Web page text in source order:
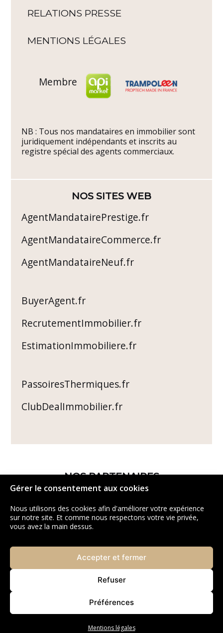
Gérer le consentement aux cookies
Nous utilisons des cookies afin d'améliorer votre expérience
sur notre site. Et comme nous respectons votre vie privée,
vous avez la main dessus.
Accepter et fermer
Refuser
Préférences
Mentions légales
RELATIONS PRESSE
MENTIONS LÉGALES
Membre
NB : Tous nos mandataires en immobilier sont
juridiquement indépendants et inscrits au
registre spécial des agents commerciaux.
NOS SITES WEB
AgentMandatairePrestige.fr
AgentMandataireCommerce.fr
AgentMandataireNeuf.fr
BuyerAgent.fr
RecrutementImmobilier.fr
EstimationImmobiliere.fr
PassoiresThermiques.fr
ClubDealImmobilier.fr
NOS PARTENAIRES